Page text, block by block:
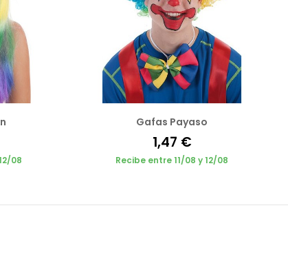
08
Gafas Payaso
1,47 €
Recibe entre 11/08 y 12/08